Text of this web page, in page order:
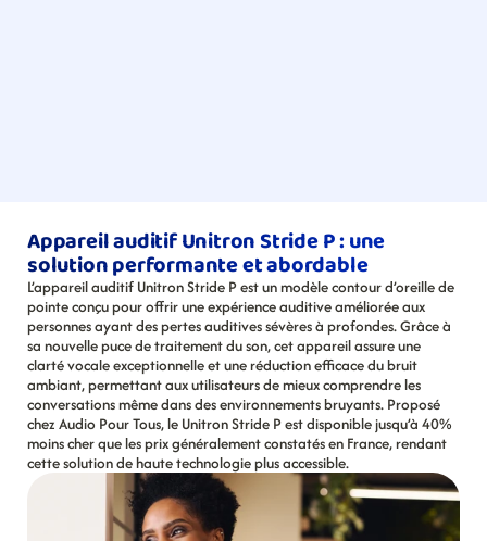
Appareil auditif Unitron Stride P : une
solution performante et abordable
L’appareil auditif Unitron Stride P est un modèle contour d’oreille de
pointe conçu pour offrir une expérience auditive améliorée aux
personnes ayant des pertes auditives sévères à profondes. Grâce à
sa nouvelle puce de traitement du son, cet appareil assure une
clarté vocale exceptionnelle et une réduction efficace du bruit
ambiant, permettant aux utilisateurs de mieux comprendre les
conversations même dans des environnements bruyants. Proposé
chez Audio Pour Tous, le Unitron Stride P est disponible jusqu’à 40%
moins cher que les prix généralement constatés en France, rendant
cette solution de haute technologie plus accessible.